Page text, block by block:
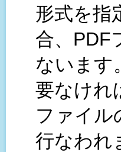
形式を指
合、PDF
ないます
要なけれ
ファイル
行なわれ